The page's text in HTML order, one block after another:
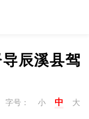
辰溪县驾
字号： 小 中 大